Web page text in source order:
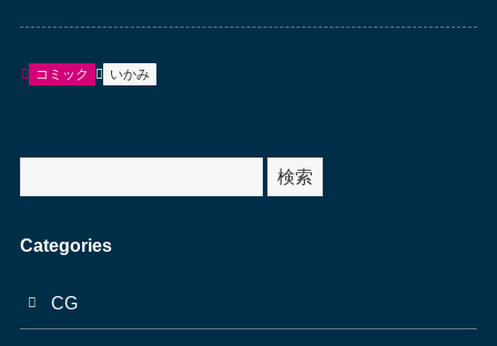
コミック いかみ
イ
内
索
検索
Categories
CG